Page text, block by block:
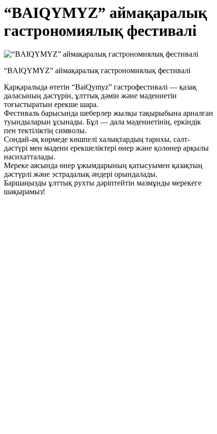
“BAIQYMYZ” аймақаралық
гастрономиялық фестивалі
“BAIQYMYZ” аймақаралық гастрономиялық фестивалі
Қарқаралыда өтетін “BaiQymyz” гастрофестивалі — қазақ
даласының дәстүрін, ұлттық дәмін және мәдениетін
тоғыстыратын ерекше шара.
Фестиваль барысында шеберлер жылқы тақырыбына арналған
туындыларын ұсынады. Бұл — дала мәдениетінің, еркіндік
пен тектіліктің символы.
Сондай-ақ көрмеде көшпелі халықтардың тарихы, салт-
дәстүрі мен мәдени ерекшеліктері өнер және қолөнер арқылы
насихатталады.
Мереке аясында өнер ұжымдарының қатысуымен қазақтың
дәстүрлі және эстрадалық әндері орындалады.
Баршаңызды ұлттық рухты дәріптейтін мазмұнды мерекеге
шақырамыз!